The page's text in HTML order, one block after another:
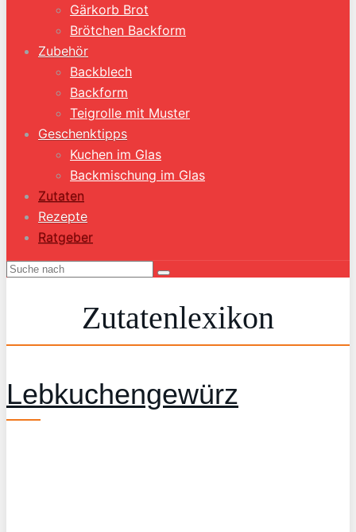
Gärkorb Brot
Brötchen Backform
Zubehör
Backblech
Backform
Teigrolle mit Muster
Geschenktipps
Kuchen im Glas
Backmischung im Glas
Zutaten
Rezepte
Ratgeber
Zutatenlexikon
Lebkuchengewürz